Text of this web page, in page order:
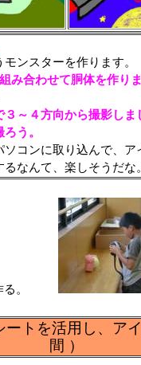
ンスターを作ります。
み合わせて胴体を作り
～４方向から撮影しま
う。
コンに取り込んで、ア
なんて、楽しそうだな
る。
を活用し、アイ
間 ）